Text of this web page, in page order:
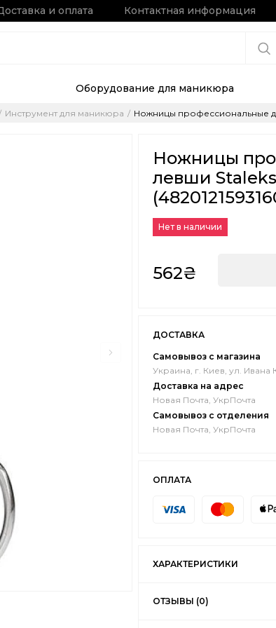
и оплата Контактная информация
Оборудование для маникюра
Инструмент для маникюра Ножницы профессиональные для
Ножницы
левши Staleks
Нет в наличии
562₴
ДОСТАВКА
Самовывоз с магазина
Украина, г. Киев, ул. Ивана
Доставка на адрес
Новая Почта, УкрПочта
Самовывоз с отделения
Новая Почта, УкрПочта
ОПЛАТА
ХАРАКТЕРИСТИКИ
ОТЗЫВЫ (0)